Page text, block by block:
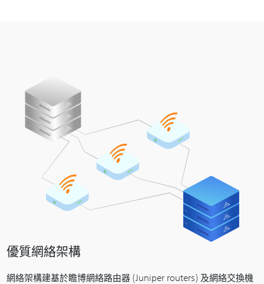
優質網絡架構
網絡架構建基於瞻博網絡路由器 (Juniper routers) 及網絡交換機